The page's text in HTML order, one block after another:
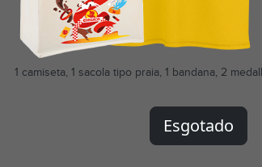
1 camiseta, 1 sacola tipo praia, 1 bandana, 2
Esgotado